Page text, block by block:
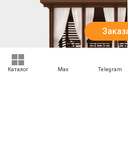
Каталог Max Telegram